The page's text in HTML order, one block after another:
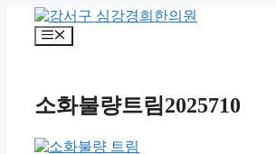
메
소화불량트림2025710